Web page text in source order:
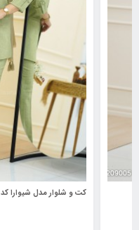
کت و شلوار مدل شیوارا کد 6230903